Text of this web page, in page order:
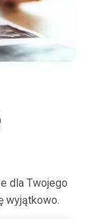
dla Twojego
wyjątkowo.